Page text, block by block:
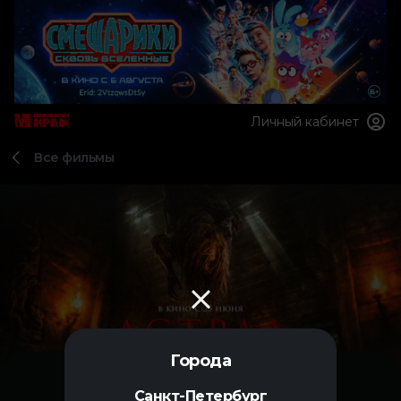
Города
Санкт-Петербург
Личный кабинет
Все фильмы